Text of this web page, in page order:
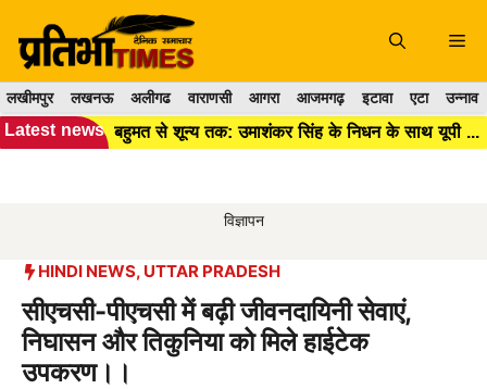
content
लखीमपुर लखनऊ अलीगढ वाराणसी आगरा आजमगढ़ इटावा एटा उन्नाव
Latest news बहुमत से शून्य तक: उमाशंकर सिंह के निधन के साथ यूपी विधानसभा में BSP का अस्तित्व हुआ खत्म।।
विज्ञापन
HINDI NEWS, UTTAR PRADESH
सीएचसी-पीएचसी में बढ़ी जीवनदायिनी सेवाएं,
निघासन और तिकुनिया को मिले हाईटेक
उपकरण।।